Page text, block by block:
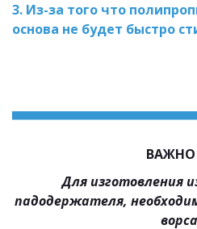
3. Из-за того что
основа не будет быстро
ВАЖНО
Для изготовления
падодержателя,